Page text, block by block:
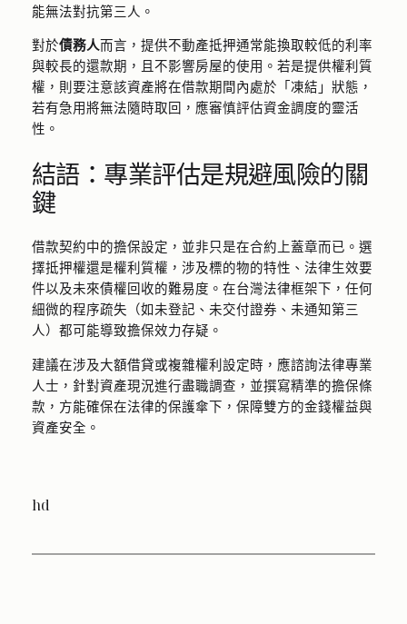
能無法對抗第三人。
對於債務人而言，提供不動產抵押通常能換取較低的利率
與較長的還款期，且不影響房屋的使用。若是提供權利質
權，則要注意該資產將在借款期間內處於「凍結」狀態，
若有急用將無法隨時取回，應審慎評估資金調度的靈活
性。
結語：專業評估是規避風險的關
鍵
借款契約中的擔保設定，並非只是在合約上蓋章而已。選
擇抵押權還是權利質權，涉及標的物的特性、法律生效要
件以及未來債權回收的難易度。在台灣法律框架下，任何
細微的程序疏失（如未登記、未交付證券、未通知第三
人）都可能導致擔保效力存疑。
建議在涉及大額借貸或複雜權利設定時，應諮詢法律專業
人士，針對資產現況進行盡職調查，並撰寫精準的擔保條
款，方能確保在法律的保護傘下，保障雙方的金錢權益與
資產安全。
hd